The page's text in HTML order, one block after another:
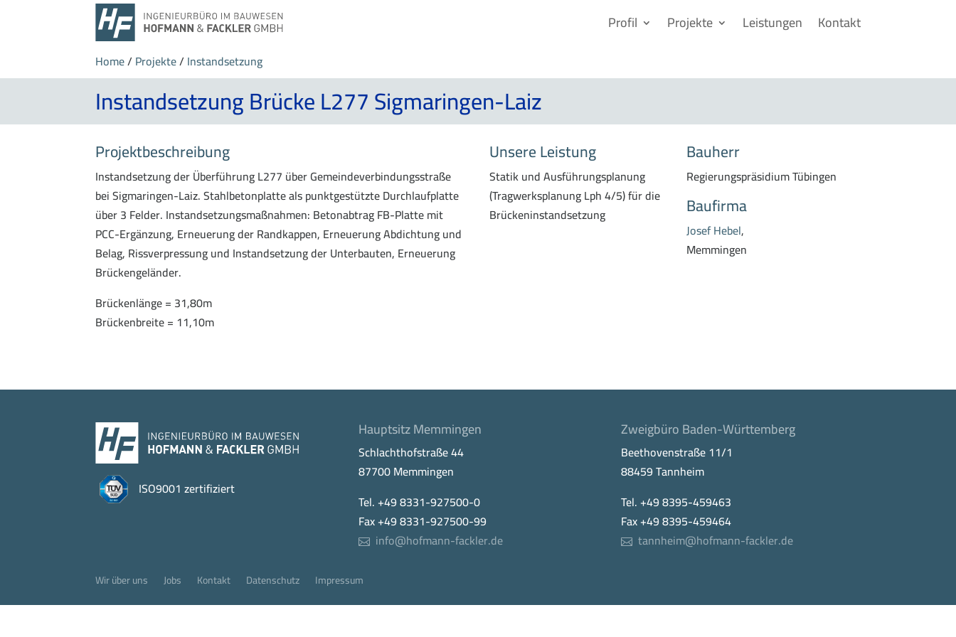
Profil Projekte Leistungen Kontakt
Home/ Projekte/ Instandsetzung
Instandsetzung Brücke L277 Sigmaringen-Laiz
Projektbeschreibung
Instandsetzung der Überführung L277 über Gemeindeverbindungsstraße
bei Sigmaringen-Laiz. Stahlbetonplatte als punktgestützte Durchlaufplatte
über 3 Felder. Instandsetzungsmaßnahmen: Betonabtrag FB-Platte mit
PCC-Ergänzung, Erneuerung der Randkappen, Erneuerung Abdichtung und
Belag, Rissverpressung und Instandsetzung der Unterbauten, Erneuerung
Brückengeländer.
Brückenlänge = 31,80m
Brückenbreite = 11,10m
Unsere Leistung
Statik und Ausführungsplanung
(Tragwerksplanung Lph 4/5) für die
Brückeninstandsetzung
Bauherr
Regierungspräsidium Tübingen
Baufirma
Josef Hebel,
Memmingen
ISO9001 zertifiziert
Hauptsitz Memmingen
Schlachthofstraße 44
87700 Memmingen
Tel. +49 8331-927500-0
Fax +49 8331-927500-99
info@hofmann-fackler.de
Zweigbüro Baden-Württemberg
Beethovenstraße 11/1
88459 Tannheim
Tel. +49 8395-459463
Fax +49 8395-459464
tannheim@hofmann-fackler.de
Wir über uns Jobs Kontakt Datenschutz Impressum